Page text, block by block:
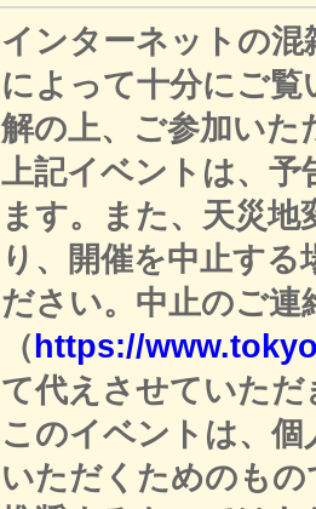
インターネットの
によって十分にご
解の上、ご参加い
上記イベントは、予
ます。また、天災
り、開催を中止す
ださい。中止のご連
（ https://
て代えさせていただ
このイベントは、
いただくためのも